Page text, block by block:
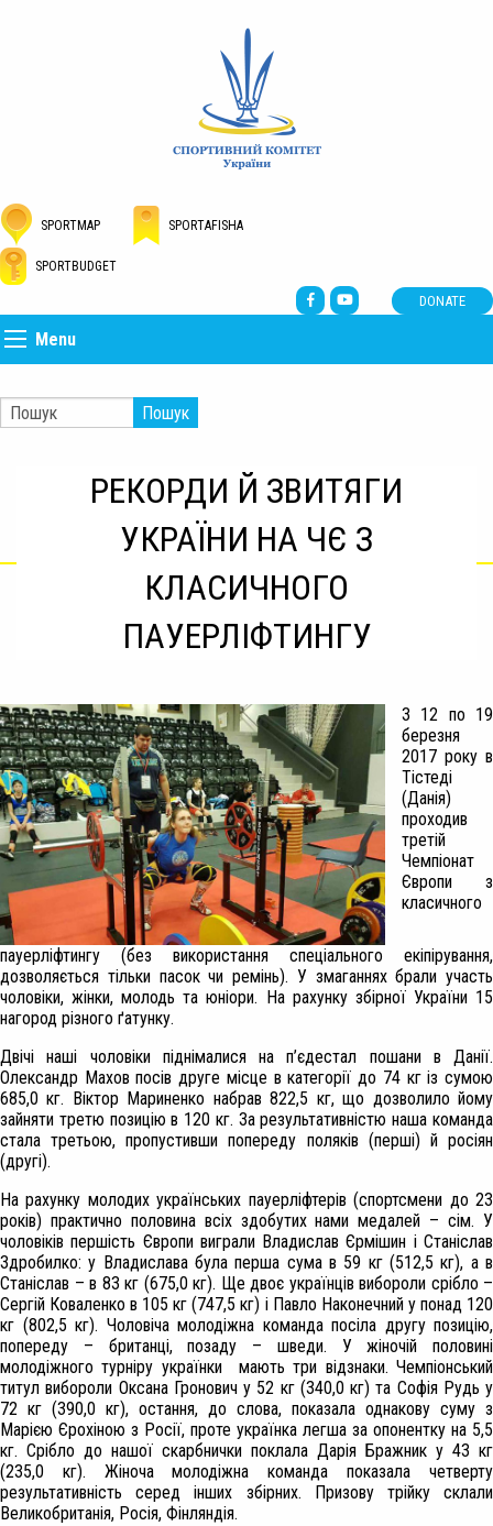
SPORTMAP SPORTAFISHA
SPORTBUDGET
DONATE
Menu
Пошук
РЕКОРДИ Й ЗВИТЯГИ
УКРАЇНИ НА ЧЄ З
КЛАСИЧНОГО
ПАУЕРЛІФТИНГУ
З 12 по 19
березня
2017 року в
Тістеді
(Данія)
проходив
третій
Чемпіонат
Європи з
класичного
пауерліфтингу (без використання спеціального екіпірування,
дозволяється тільки пасок чи ремінь). У змаганнях брали участь
чоловіки, жінки, молодь та юніори. На рахунку збірної України 15
нагород різного ґатунку.
Двічі наші чоловіки піднімалися на п’єдестал пошани в Данії.
Олександр Махов посів друге місце в категорії до 74 кг із сумою
685,0 кг. Віктор Мариненко набрав 822,5 кг, що дозволило йому
зайняти третю позицію в 120 кг. За результативністю наша команда
стала третьою, пропустивши попереду поляків (перші) й росіян
(другі).
На рахунку молодих українських пауерліфтерів (спортсмени до 23
років) практично половина всіх здобутих нами медалей – сім. У
чоловіків першість Європи виграли Владислав Єрмішин і Станіслав
Здробилко: у Владислава була перша сума в 59 кг (512,5 кг), а в
Станіслав – в 83 кг (675,0 кг). Ще двоє українців вибороли срібло –
Сергій Коваленко в 105 кг (747,5 кг) і Павло Наконечний у понад 120
кг (802,5 кг). Чоловіча молодіжна команда посіла другу позицію,
попереду – британці, позаду – шведи. У жіночій половині
молодіжного турніру українки мають три відзнаки. Чемпіонський
титул вибороли Оксана Гронович у 52 кг (340,0 кг) та Софія Рудь у
72 кг (390,0 кг), остання, до слова, показала однакову суму з
Марією Єрохіною з Росії, проте українка легша за опонентку на 5,5
кг. Срібло до нашої скарбнички поклала Дарія Бражник у 43 кг
(235,0 кг). Жіноча молодіжна команда показала четверту
результативність серед інших збірних. Призову трійку склали
Великобританія, Росія, Фінляндія.